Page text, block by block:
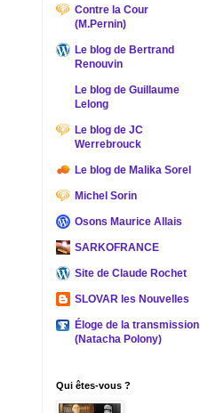
Contre la Cour
(M.Pernin)
Le blog de Bertrand
Renouvin
Le blog de Guillaume
Lelong
Le blog de JC
Werrebrouck
Le blog de Malika Sorel
Michel Sorin
Osons Maurice Allais
SARKOFRANCE
Site de Claude Rochet
SLOVAR les Nouvelles
Éloge de la transmission
(Natacha Polony)
Qui êtes-vous ?